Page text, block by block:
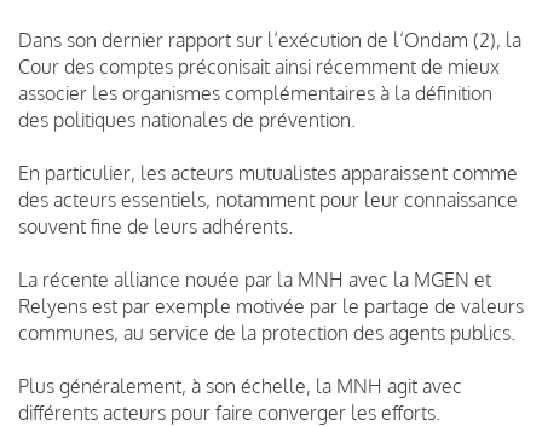
Dans son dernier rapport sur l’exécution de l’Ondam (2), la
Cour des comptes préconisait ainsi récemment de mieux
associer les organismes complémentaires à la définition
des politiques nationales de prévention.
En particulier, les acteurs mutualistes apparaissent comme
des acteurs essentiels, notamment pour leur connaissance
souvent fine de leurs adhérents.
La récente alliance nouée par la MNH avec la MGEN et
Relyens est par exemple motivée par le partage de valeurs
communes, au service de la protection des agents publics.
Plus généralement, à son échelle, la MNH agit avec
différents acteurs pour faire converger les efforts.